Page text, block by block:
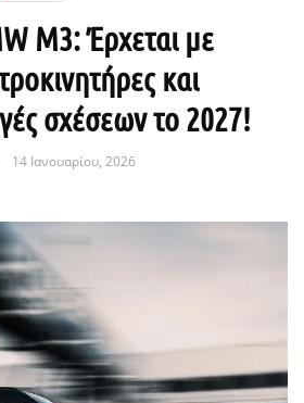
M3: Έρχεται με
και
σχέσεων το 2027!
14 Ιανουαρίου, 2026